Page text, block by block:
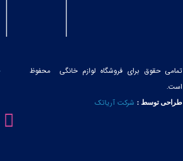
تمامی حقوق برای فروشگاه لوازم خانگی محفوظ
است.
طراحی توسط : شرکت آریاتک